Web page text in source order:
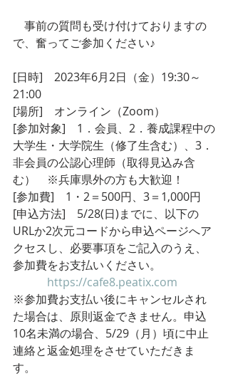
事前の質問も受け付けておりますの
で、奮ってご参加ください♪
[日時]　2023年6月2日（金）19:30～
21:00
[場所]　オンライン（Zoom）
[参加対象]　1．会員、2．養成課程中の
大学生・大学院生（修了生含む）、3．
非会員の公認心理師（取得見込み含
む）　※兵庫県外の方も大歓迎！
[参加費]　1・2＝500円、3＝1,000円
[申込方法]　5/28(日)までに、以下の
URLか2次元コードから申込ページへア
クセスし、必要事項をご記入のうえ、
参加費をお支払いください。
https://cafe8.peatix.com
※参加費お支払い後にキャンセルされ
た場合は、原則返金できません。申込
10名未満の場合、5/29（月）頃に中止
連絡と返金処理をさせていただきま
す。